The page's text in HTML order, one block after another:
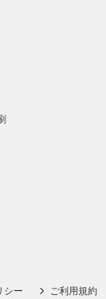
シー ご利用規約